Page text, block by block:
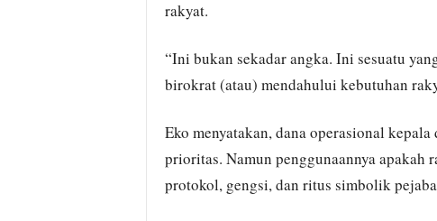
rakyat.
“Ini bukan sekadar angka. Ini sesuatu
birokrat (atau) mendahului kebutuhan
Eko menyatakan, dana operasional
prioritas. Namun penggunaannya apakah
protokol, gengsi, dan ritus simbolik